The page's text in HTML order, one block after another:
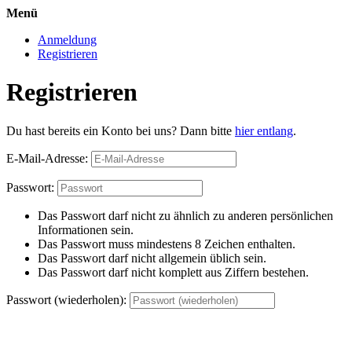
Menü
Anmeldung
Registrieren
Registrieren
Du hast bereits ein Konto bei uns? Dann bitte hier entlang.
E-Mail-Adresse:
Passwort:
Das Passwort darf nicht zu ähnlich zu anderen persönlichen
Informationen sein.
Das Passwort muss mindestens 8 Zeichen enthalten.
Das Passwort darf nicht allgemein üblich sein.
Das Passwort darf nicht komplett aus Ziffern bestehen.
Passwort (wiederholen):